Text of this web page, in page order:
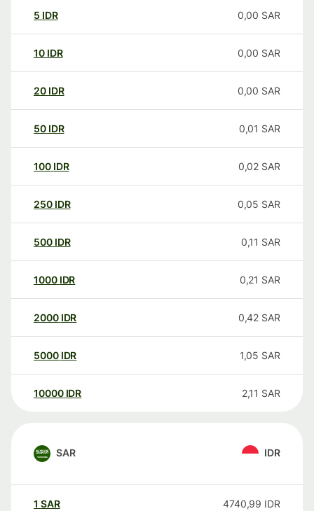
5 IDR 0,00 SAR
10 IDR 0,00 SAR
20 IDR 0,00 SAR
50 IDR 0,01 SAR
100 IDR 0,02 SAR
250 IDR 0,05 SAR
500 IDR 0,11 SAR
1000 IDR 0,21 SAR
2000 IDR 0,42 SAR
5000 IDR 1,05 SAR
10000 IDR 2,11 SAR
SAR IDR
1 SAR 4740,99 IDR